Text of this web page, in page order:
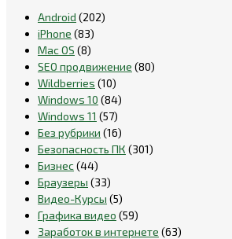
Android (202)
iPhone (83)
Mac OS (8)
SEO продвижение (80)
Wildberries (10)
Windows 10 (84)
Windows 11 (57)
Без рубрики (16)
Безопасность ПК (301)
Бизнес (44)
Браузеры (33)
Видео-Курсы (5)
Графика видео (59)
Заработок в интернете (63)